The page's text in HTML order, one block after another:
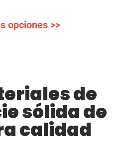
opciones >>
de
sólida de
calidad